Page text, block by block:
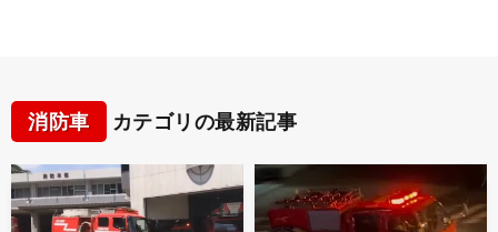
消防車 カテゴリの最新記事